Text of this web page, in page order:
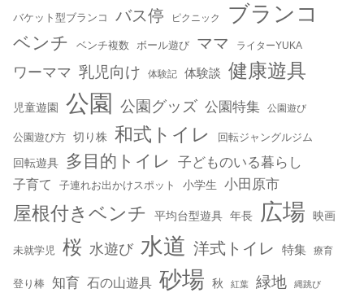
バケット型ブランコ バス停 ピクニック ブランコ
ベンチ ベンチ複数 ボール遊び ママ ライターYUKA
ワーママ 乳児向け 体験記 体験談 健康遊具
児童遊園 公園 公園グッズ 公園特集 公園遊び
公園遊び方 切り株 和式トイレ 回転ジャングルジム
回転遊具 多目的トイレ 子どものいる暮らし
子育て 子連れお出かけスポット 小学生 小田原市
屋根付きベンチ 平均台型遊具 年長 広場 映画
未就学児 桜 水遊び 水道 洋式トイレ 特集 療育
登り棒 知育 石の山遊具 砂場 秋 紅葉 緑地 縄跳び